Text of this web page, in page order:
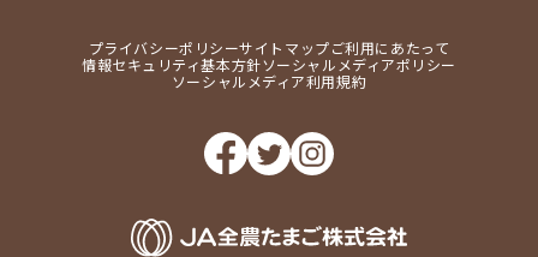
プライバシーポリシーサイトマップご利用にあたって
情報セキュリティ基本方針ソーシャルメディアポリシー
ソーシャルメディア利用規約